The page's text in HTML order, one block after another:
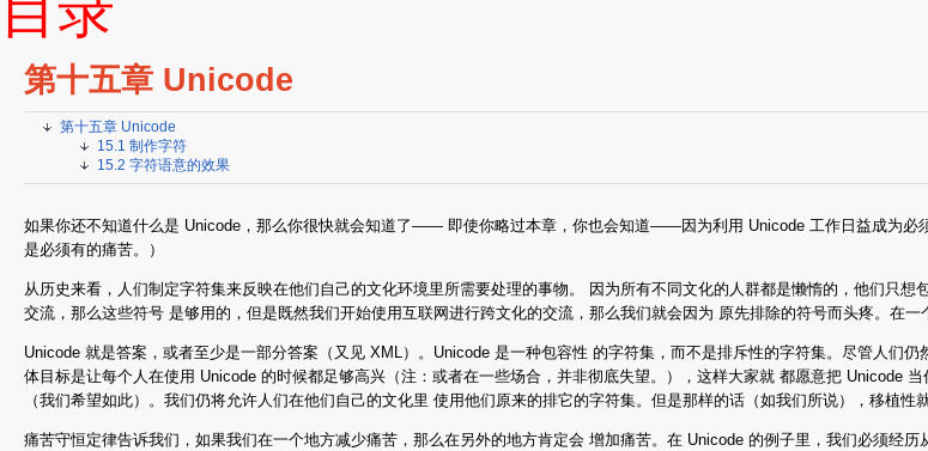
第十五章 Unicode
第十五章 Unicode
15.1 制作字符
15.2 字符语意的效果
如果你还不知道什么是 Unicode，那么你很快就会知道了—— 即使你略过本章，你也会知道——因为利用 Unicode 工作日益成为必
是必须有的痛苦。）
从历史来看，人们制定字符集来反映在他们自己的文化环境里所需要处理的事物。 因为所有不同文化的人群都是懒惰的，他们只
交流，那么这些符号 是够用的，但是既然我们开始使用互联网进行跨文化的交流，那么我们就会因为 原先排除的符号而头疼。在
Unicode 就是答案，或者至少是一部分答案（又见 XML）。Unicode 是一种包容性 的字符集，而不是排斥性的字符集。尽管人们
体目标是让每个人在使用 Unicode 的时候都足够高兴（注：或者在一些场合，并非彻底失望。），这样大家就 都愿意把 Unicode
（我们希望如此）。我们仍将允许人们在他们自己的文化里 使用他们原来的排它的字符集。但是那样的话（如我们所说），移植性就
痛苦守恒定律告诉我们，如果我们在一个地方减少痛苦，那么在另外的地方肯定会 增加痛苦。在 Unicode 的例子里，我们必须经